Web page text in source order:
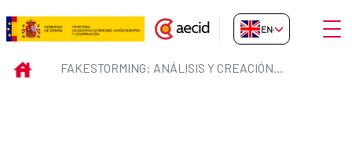
Skip to Main Content
Fakestorming: Análisis y
EN-GB
INICIO FAKESTORMING: ANÁLISIS Y CREACIÓN DE CAMPAÑAS DE COMUNICACIÓN SOBRE TEMÁTICA LGTBIQ+